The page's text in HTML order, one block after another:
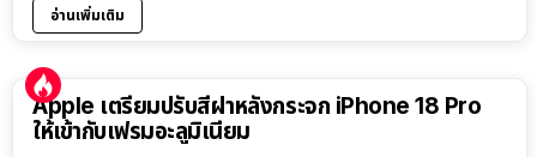
อ่านเพิ่มเติม
Apple เตรียมปรับสีฝาหลังกระจก iPhone 18 Pro
ให้เข้ากับเฟรมอะลูมิเนียม